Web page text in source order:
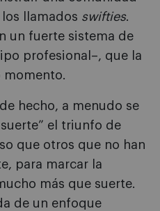
llamados swifties.
un fuerte sistema de
profesional–, que la
momento.
hecho, a menudo se
el triunfo de
que otros que no han
para marcar la
más que suerte.
de un enfoque